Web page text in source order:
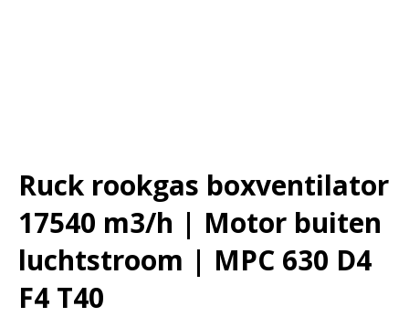
Ruck rookgas boxventilator
17540 m3/h | Motor buiten
luchtstroom | MPC 630 D4
F4 T40